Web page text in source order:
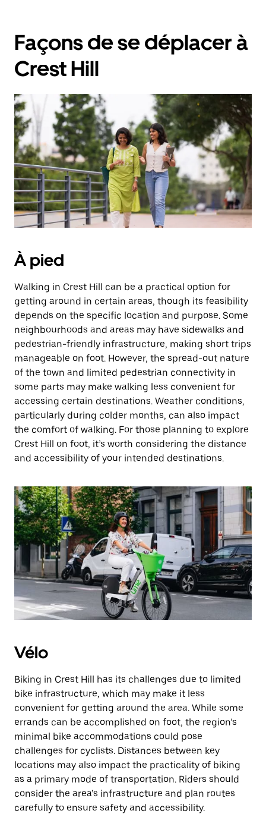
bas
pour
interagir
avec
le
et
sélectionner
une
date.
Appuyez
sur
la
touche
d'échappement
pour
fermer
le
calendrier.
Façons de se déplacer à
Crest Hill
À pied
Walking in Crest Hill can be a practical option for
getting around in certain areas, though its feasibility
depends on the specific location and purpose. Some
neighbourhoods and areas may have sidewalks and
pedestrian-friendly infrastructure, making short trips
manageable on foot. However, the spread-out nature
of the town and limited pedestrian connectivity in
some parts may make walking less convenient for
accessing certain destinations. Weather conditions,
particularly during colder months, can also impact
the comfort of walking. For those planning to explore
Crest Hill on foot, it’s worth considering the distance
and accessibility of your intended destinations.
Vélo
Biking in Crest Hill has its challenges due to limited
bike infrastructure, which may make it less
convenient for getting around the area. While some
errands can be accomplished on foot, the region’s
minimal bike accommodations could pose
challenges for cyclists. Distances between key
locations may also impact the practicality of biking
as a primary mode of transportation. Riders should
consider the area’s infrastructure and plan routes
carefully to ensure safety and accessibility.